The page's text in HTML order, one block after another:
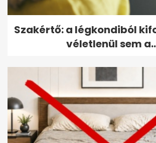
Szakértő: a légkondiból
véletlenül sem